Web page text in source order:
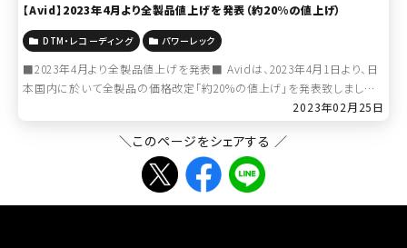
【Avid】2023年4月より全製品値上げを発表（約20%の値上げ）
DTM・レコーディング パワーレック
■2023年4月より全製品値上げを発表■ Avidは、2023年4月1日より、日
本国内に於いて全製品の価格改定「約20%の値上げ」を発表致しました。
上記に伴い、現在の価格での受注受付は、2023年3月31日で終了となり
[…]
2023年02月25日
＼このページをシェアする ／